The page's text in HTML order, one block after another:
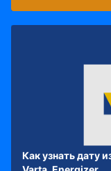
Как узнать дату